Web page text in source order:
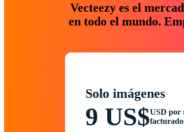
Vecteezy es el
en todo el mundo.
Solo imágenes
9 US$USD por